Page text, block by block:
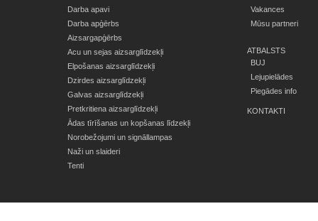
Darba apavi
Darba apģērbs
Aizsargapģērbs
Acu un sejas aizsarglīdzekļi
Elpošanas aizsarglīdzekļi
Dzirdes aizsarglīdzekļi
Galvas aizsarglīdzekļi
Pretkritiena aizsarglīdzekļi
Ādas tīrīšanas un kopšanas līdzekļi
Norobežojumi un signāllampas
Naži un slaideri
Tenti
Vakances
Mūsu partneri
ATBALSTS
BUJ
Lejupielādes
Piegādes info
KONTAKTI